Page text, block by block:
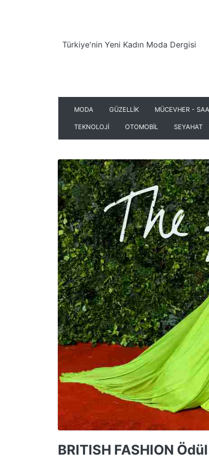
Türkiye'nin Yeni Kadın Moda Dergisi
MODA GÜZELLİK MÜCEVHER -
TEKNOLOJİ OTOMOBİL SEYAHAT
BRITISH FASHION